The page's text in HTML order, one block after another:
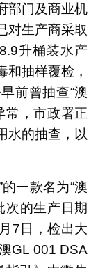
部门及商业机
对生产商采取
升桶装水产
和抽样覆检，
前曾抽查“澳
常，市政署正
水的抽查，以
一款名为“澳
次的生产日期
7日，检出大
GL 001 DSA